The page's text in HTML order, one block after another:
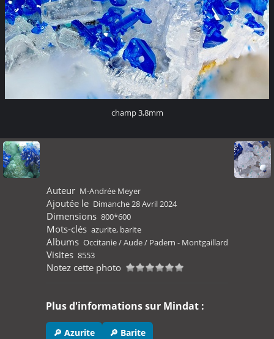
champ 3,8mm
Auteur M-Andrée Meyer
Ajoutée le Dimanche 28 Avril 2024
Dimensions 800*600
Mots-clés azurite, barite
Albums Occitanie/Aude/ Padern - Montgaillard
Visites 8553
Notez cette photo
Plus d'informations sur Mindat :
🔎 Azurite 🔎 Barite